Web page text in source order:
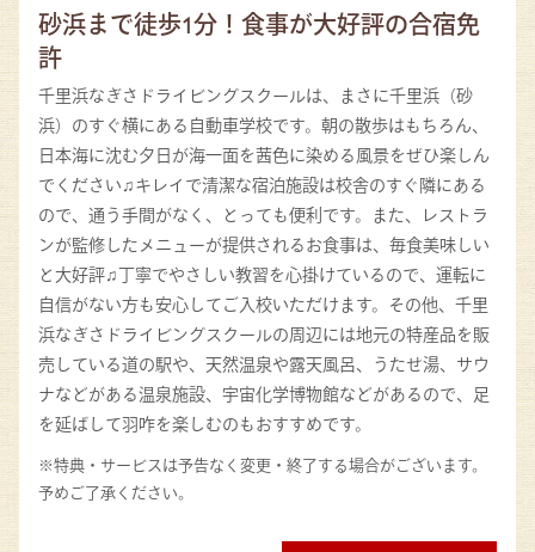
砂浜まで徒歩1分！食事が大好評の合宿免
許
千里浜なぎさドライビングスクールは、まさに千里浜（砂
浜）のすぐ横にある自動車学校です。朝の散歩はもちろん、
日本海に沈む夕日が海一面を茜色に染める風景をぜひ楽しん
でください♫キレイで清潔な宿泊施設は校舎のすぐ隣にある
ので、通う手間がなく、とっても便利です。また、レストラ
ンが監修したメニューが提供されるお食事は、毎食美味しい
と大好評♫丁寧でやさしい教習を心掛けているので、運転に
自信がない方も安心してご入校いただけます。その他、千里
浜なぎさドライビングスクールの周辺には地元の特産品を販
売している道の駅や、天然温泉や露天風呂、うたせ湯、サウ
ナなどがある温泉施設、宇宙化学博物館などがあるので、足
を延ばして羽咋を楽しむのもおすすめです。
※特典・サービスは予告なく変更・終了する場合がございます。
予めご了承ください。